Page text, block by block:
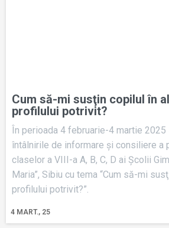
Cum să-mi susţin copilul în
profilului potrivit?
4 MART., 25
În perioada 4 februarie-4 martie
întâlnirile de informare şi consiliere a
claselor a VIII-a A, B, C, D ai Şcolii
Maria”, Sibiu cu tema “Cum să-mi
profilului potrivit?”.